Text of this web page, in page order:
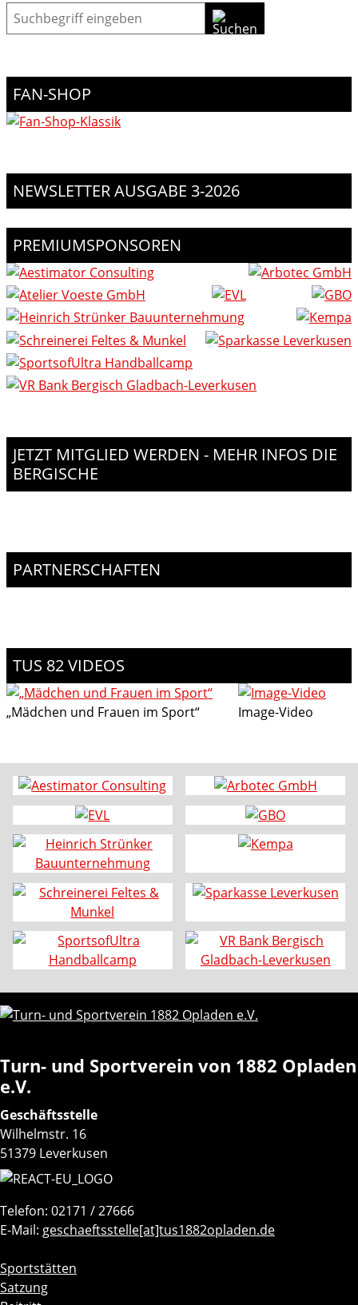
Suche
FAN-SHOP
NEWSLETTER AUSGABE 3-2026
PREMIUMSPONSOREN
JETZT MITGLIED WERDEN - MEHR INFOS DIE
BERGISCHE
PARTNERSCHAFTEN
TUS 82 VIDEOS
„Mädchen und Frauen im Sport“ Image-Video
Turn- und Sportverein von 1882 Opladen
e.V.
Geschäftsstelle
Wilhelmstr. 16
51379 Leverkusen
Telefon: 02171 / 27666
E-Mail: geschaeftsstelle[at]tus1882opladen.de
Navigation
überspringen
Sportstätten
Satzung